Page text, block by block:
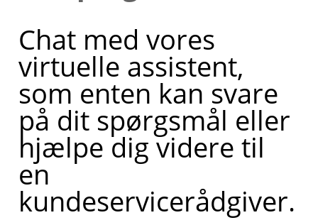
Chat med vores
virtuelle assistent,
som enten kan svare
på dit spørgsmål eller
hjælpe dig videre til
en
kundeservicerådgiver.